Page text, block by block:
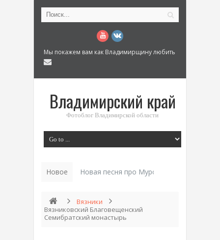
Мы покажем вам как Владимирщину любить
Владимирский край
Фотоблог Владимирской области
Новое Новая песня про Муром: «Былинный
Вязники
Вязниковский Благовещенский
Семибратский монастырь